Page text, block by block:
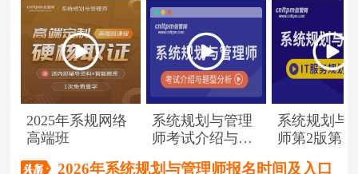
2025年系规网络
高端班
系统规划与管理
师考试介绍与题
系统规划与
师第2版第1
2026年系统规划与管理师报名时间及入口